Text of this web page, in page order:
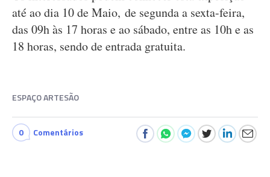
até ao dia 10 de Maio, de segunda a sexta-feira,
das 09h às 17 horas e ao sábado, entre as 10h e as
18 horas, sendo de entrada gratuita.
ESPAÇO ARTESÃO
0 Comentários